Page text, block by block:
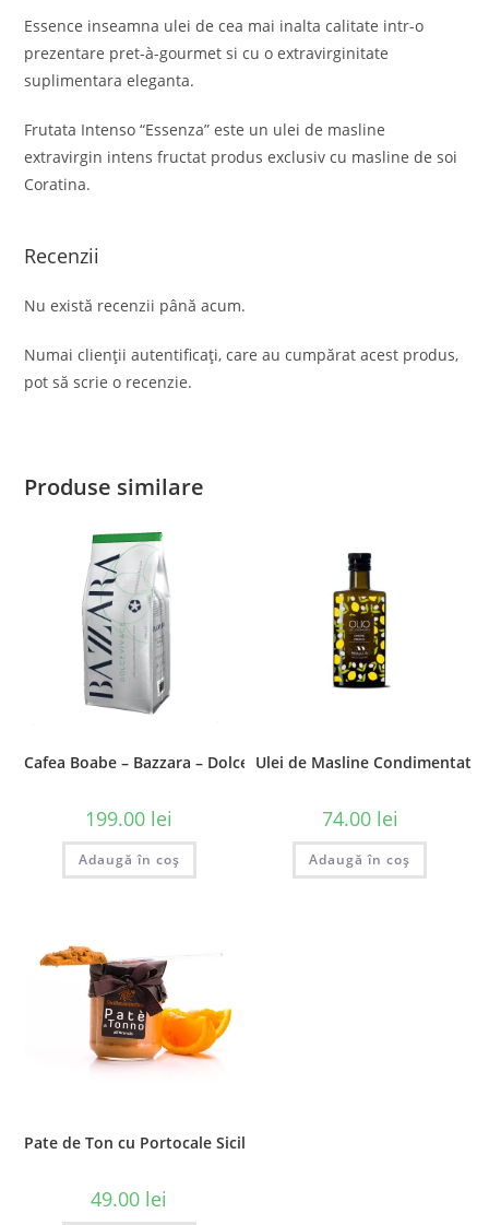
Essence inseamna ulei de cea mai inalta calitate intr-o
prezentare pret-à-gourmet si cu o extravirginitate
suplimentara eleganta.
Frutata Intenso “Essenza” este un ulei de masline
extravirgin intens fructat produs exclusiv cu masline de soi
Coratina.
Recenzii
Nu există recenzii până acum.
Numai clienții autentificați, care au cumpărat acest produs,
pot să scrie o recenzie.
Produse similare
Cafea Boabe – Bazzara – Dolcevivace, 1 kg
199.00 lei
Adaugă în coș
Ulei de Masline Condimentat
74.00 lei
Adaugă în coș
Pate de Ton cu Portocale Sicilia, 200 gr
49.00 lei